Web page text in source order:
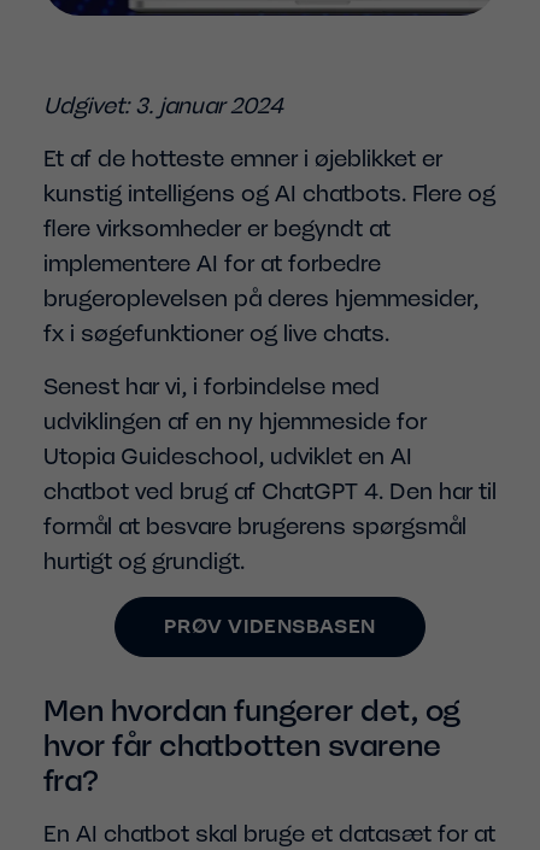
Udgivet: 3. januar 2024
Et af de hotteste emner i øjeblikket er
kunstig intelligens og AI chatbots. Flere og
flere virksomheder er begyndt at
implementere AI for at forbedre
brugeroplevelsen på deres hjemmesider,
fx i søgefunktioner og live chats.
Senest har vi, i forbindelse med
udviklingen af en ny hjemmeside for
Utopia Guideschool, udviklet en AI
chatbot ved brug af ChatGPT 4. Den har til
formål at besvare brugerens spørgsmål
hurtigt og grundigt.
PRØV VIDENSBASEN
Men hvordan fungerer det, og
hvor får chatbotten svarene
fra?
En AI chatbot skal bruge et datasæt for at